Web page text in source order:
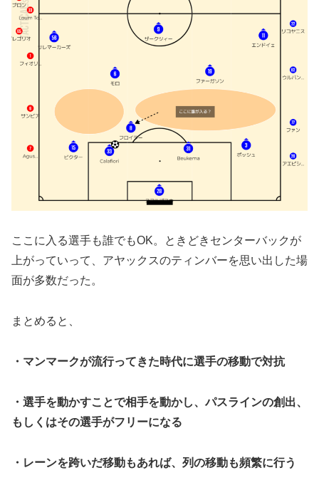
ここに入る選手も誰でもOK。ときどきセンターバックが
上がっていって、アヤックスのティンバーを思い出した場
面が多数だった。
まとめると、
・マンマークが流行ってきた時代に選手の移動で対抗
・選手を動かすことで相手を動かし、パスラインの創出、
もしくはその選手がフリーになる
・レーンを跨いだ移動もあれば、列の移動も頻繁に行う